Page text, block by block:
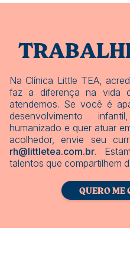
Na Clínica Little TEA,
faz a diferença na vida
atendemos. Se você é
desenvolvimento
humanizado e quer atuar
acolhedor, envie seu
rh@littletea.com.br.
talentos que compartilhem
QUERO ME